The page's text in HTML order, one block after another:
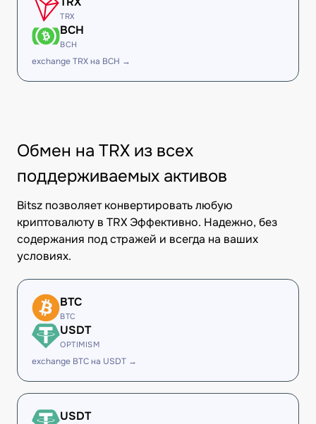
TRX
BCH
BCH
exchange TRX на BCH →
Обмен на TRX из всех
поддерживаемых активов
Bitsz позволяет конвертировать любую
криптовалюту в TRX Эффективно. Надежно, без
содержания под стражей и всегда на ваших
условиях.
BTC
BTC
USDT
OPTIMISM
exchange BTC на USDT →
USDT